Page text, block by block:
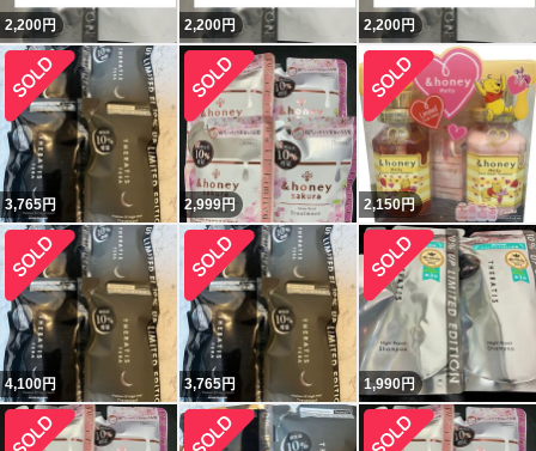
2,200円 2,200円 2,200円
3,765円 2,999円 2,150円
4,100円 3,765円 1,990円